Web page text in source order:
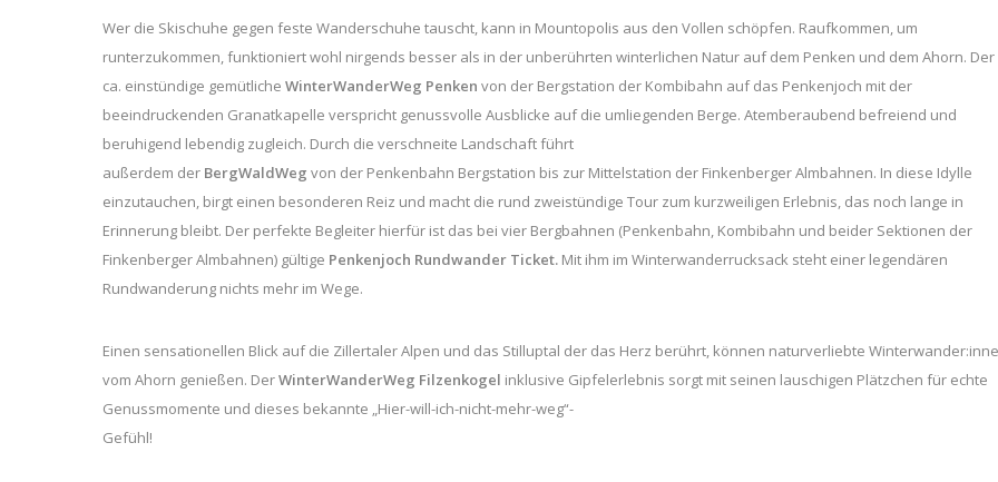
Wer die Skischuhe gegen feste Wanderschuhe tauscht, kann in Mountopolis aus den Vollen schöpfen. Raufkommen, um
runterzukommen, funktioniert wohl nirgends besser als in der unberührten winterlichen Natur auf dem Penken und dem Ahorn. Der
ca. einstündige gemütliche WinterWanderWeg Penken von der Bergstation der Kombibahn auf das Penkenjoch mit der
beeindruckenden Granatkapelle verspricht genussvolle Ausblicke auf die umliegenden Berge. Atemberaubend befreiend und
beruhigend lebendig zugleich. Durch die verschneite Landschaft führt
außerdem der BergWaldWeg von der Penkenbahn Bergstation bis zur Mittelstation der Finkenberger Almbahnen. In diese Idylle
einzutauchen, birgt einen besonderen Reiz und macht die rund zweistündige Tour zum kurzweiligen Erlebnis, das noch lange in
Erinnerung bleibt. Der perfekte Begleiter hierfür ist das bei vier Bergbahnen (Penkenbahn, Kombibahn und beider Sektionen der
Finkenberger Almbahnen) gültige Penkenjoch Rundwander Ticket. Mit ihm im Winterwanderrucksack steht einer legendären
Rundwanderung nichts mehr im Wege.
Einen sensationellen Blick auf die Zillertaler Alpen und das Stilluptal der das Herz berührt, können naturverliebte
vom Ahorn genießen. DerWinterWanderWeg Filzenkogel inklusive Gipfelerlebnis sorgt mit seinen lauschigen Plätzchen für echte
Genussmomente und dieses bekannte „Hier-will-ich-nicht-mehr-weg“-
Gefühl!